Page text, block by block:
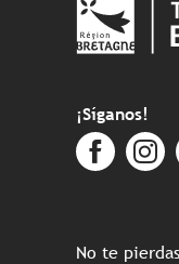
¡Síganos!
No te